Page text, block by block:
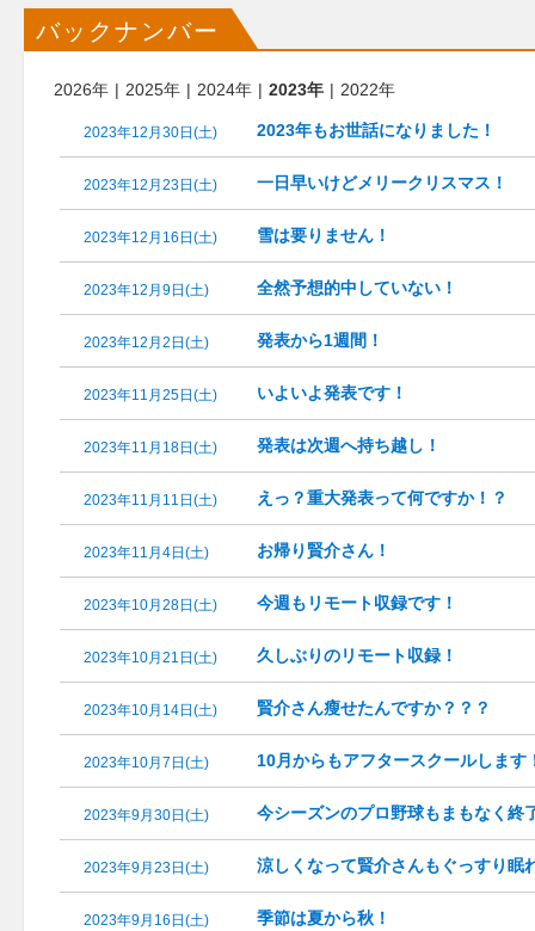
バックナンバー
2026年 2025年 2024年 2023年 2022年
2023年12月30日(土) 2023年もお世話になりました！
2023年12月23日(土) 一日早いけどメリークリスマス！
2023年12月16日(土) 雪は要りません！
2023年12月9日(土) 全然予想的中していない！
2023年12月2日(土) 発表から1週間！
2023年11月25日(土) いよいよ発表です！
2023年11月18日(土) 発表は次週へ持ち越し！
2023年11月11日(土) えっ？重大発表って何ですか！？
2023年11月4日(土) お帰り賢介さん！
2023年10月28日(土) 今週もリモート収録です！
2023年10月21日(土) 久しぶりのリモート収録！
2023年10月14日(土) 賢介さん瘦せたんですか？？？
2023年10月7日(土) 10月からもアフタースクールします
2023年9月30日(土) 今シーズンのプロ野球もまもなく終
2023年9月23日(土) 涼しくなって賢介さんもぐっすり眠
2023年9月16日(土) 季節は夏から秋！